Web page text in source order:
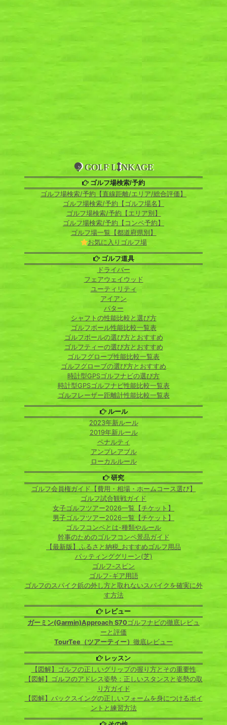
GOLF L NKAGE
ゴルフ場検索/予約
ゴルフ場検索/予約【直線距離/エリア/総合評価】
ゴルフ場検索/予約【ゴルフ場名】
ゴルフ場検索/予約【エリア別】
ゴルフ場検索/予約【コンペ予約】
ゴルフ場一覧【都道府県別】
お気に入りゴルフ場
ゴルフ道具
ドライバー
フェアウェイウッド
ユーティリティ
アイアン
パター
シャフトの性能比較と選び方
ゴルフボール性能比較一覧表
ゴルフボールの選び方とおすすめ
ゴルフティーの選び方とおすすめ
ゴルフグローブ性能比較一覧表
ゴルフグローブの選び方とおすすめ
時計型GPSゴルフナビの選び方
時計型GPSゴルフナビ性能比較一覧表
ゴルフレーザー距離計性能比較一覧表
ルール
2023年新ルール
2019年新ルール
ペナルティ
アンプレアブル
ローカルルール
研究
ゴルフ会員権ガイド【費用・相場・ホームコース選び】
ゴルフ試合観戦ガイド
女子ゴルフツアー2026一覧【チケット】
男子ゴルフツアー2026一覧【チケット】
ゴルフコンペとは-種類やルール
幹事のためのゴルフコンペ景品ガイド
【最新版】ふるさと納税_おすすめゴルフ用品
パッティンググリーン(芝)
ゴルフ-スピン
ゴルフ-ギア用語
ゴルフのスパイク鋲の外し方と取れないスパイクを確実に外
す方法
レビュー
ガーミン(Garmin)Approach S70ゴルフナビの徹底レビュ
ーと評価
TourTee（ツアーティー） 徹底レビュー
レッスン
【図解】ゴルフの正しいグリップの握り方とその重要性
【図解】ゴルフのアドレス姿勢：正しいスタンスと姿勢の取
り方ガイド
【図解】バックスイングの正しいフォームを身につけるポイ
ントと練習方法